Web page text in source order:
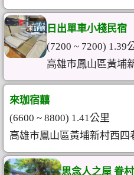
日出單車小棧民宿
(7200 ~ 7200) 1.39
高雄市鳳山區黃埔
來珈宿囍
(6600 ~ 8800) 1.41公里
高雄市鳳山區黃埔新村西四
思念人之屋 眷